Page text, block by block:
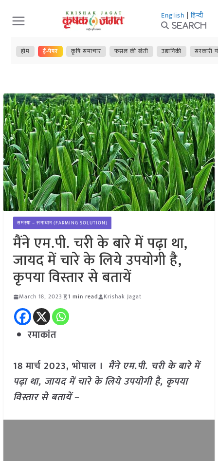
Skip
to
content
English | हिन्दी
Search
होम ई-पेपर कृषि समाचार फसल की खेती उद्यानिकी सरकारी
समस्या – समाधान (FARMING SOLUTION)
मैंने एम.पी. चरी के बारे में पढ़ा था,
जायद में चारे के लिये उपयोगी है,
कृपया विस्तार से बतायें
March 18, 2023 1 min read Krishak Jagat
रमाकांत
18 मार्च 2023, भोपाल । मैंने एम.पी. चरी के बारे में
पढ़ा था, जायद में चारे के लिये उपयोगी है, कृपया
विस्तार से बतायें–